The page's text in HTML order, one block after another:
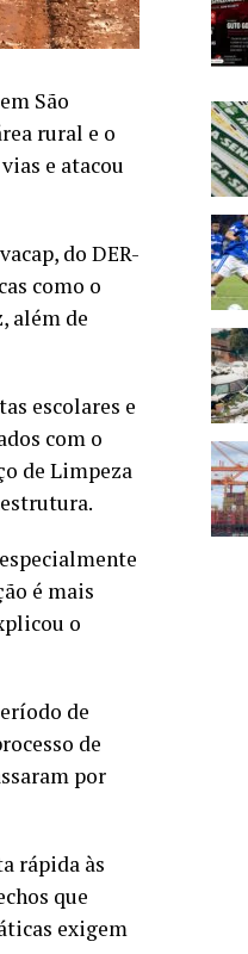
São
rural e o
e atacou
do DER-
como o
além de
escolares e
com o
de Limpeza
é mais
o
de
de
por
rápida às
que
exigem